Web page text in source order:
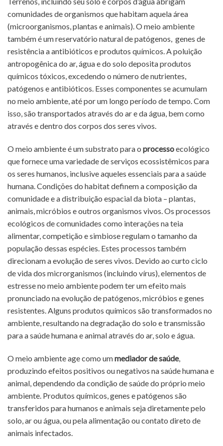
comunidades de organismos que habitam aquela área
(microorganismos, plantas e animais). O meio ambiente
também é um reservatório natural de patógenos, genes de
resistência a antibióticos e produtos químicos. A poluição
antropogênica do ar, água e do solo deposita produtos
químicos tóxicos, excedendo o número de nutrientes,
patógenos e antibióticos. Esses componentes se acumulam
no meio ambiente, até por um longo período de tempo. Com
isso, são transportados através do ar e da água, bem como
através e dentro dos corpos dos seres vivos.
O meio ambiente é um substrato para o processoecológico
que fornece uma variedade de serviços ecossistêmicos para
os seres humanos, inclusive aqueles essenciais para a saúde
humana. Condições do habitat definem a composição da
comunidade e a distribuição espacial da biota – plantas,
animais, micróbios e outros organismos vivos. Os processos
ecológicos de comunidades como interações na teia
alimentar, competição e simbiose regulam o tamanho da
população dessas espécies. Estes processos também
direcionam a evolução de seres vivos. Devido ao curto ciclo
de vida dos microrganismos (incluindo vírus), elementos de
estresse no meio ambiente podem ter um efeito mais
pronunciado na evolução de patógenos, micróbios e genes
resistentes. Alguns produtos químicos são transformados no
ambiente, resultando na degradação do solo e transmissão
para a saúde humana e animal através do ar, solo e água.
O meio ambiente age como ummediador de saúde,
produzindo efeitos positivos ou negativos na saúde humana e
animal, dependendo da condição de saúde do próprio meio
ambiente. Produtos químicos, genes e patógenos são
transferidos para humanos e animais seja diretamente pelo
solo, ar ou água, ou pela alimentação ou contato direto de
animais infectados.